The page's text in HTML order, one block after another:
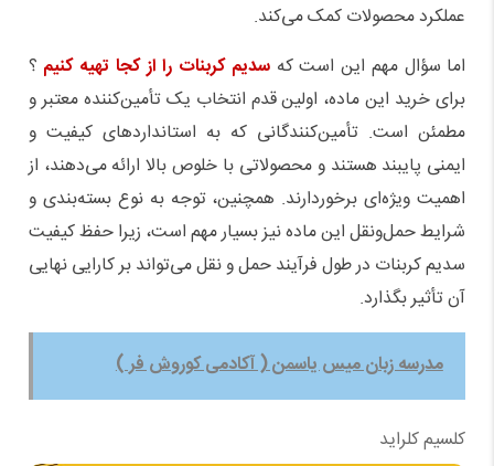
عملکرد محصولات کمک می‌کند.
اما سؤال مهم این است کهسدیم کربنات را از کجا تهیه کنیم ؟
برای خرید این ماده، اولین قدم انتخاب یک تأمین‌کننده معتبر و
مطمئن است. تأمین‌کنندگانی که به استانداردهای کیفیت و
ایمنی پایبند هستند و محصولاتی با خلوص بالا ارائه می‌دهند، از
اهمیت ویژه‌ای برخوردارند. همچنین، توجه به نوع بسته‌بندی و
شرایط حمل‌ونقل این ماده نیز بسیار مهم است، زیرا حفظ کیفیت
سدیم کربنات در طول فرآیند حمل و نقل می‌تواند بر کارایی نهایی
آن تأثیر بگذارد.
مدرسه زبان میس یاسمن ( آکادمی کوروش فر )
کلسیم کلراید